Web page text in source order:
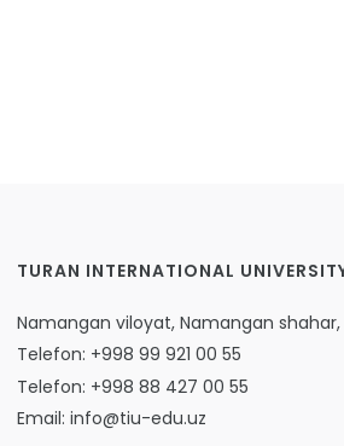
TURAN INTERNATIONAL
Namangan viloyat, Namangan
Telefon: +998 99 921 00 55
Telefon: +998 88 427 00 55
Email: info@tiu-edu.uz